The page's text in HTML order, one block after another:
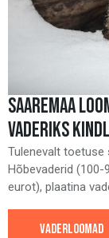
SAAREMAA
VADERIKS
Tulenevalt toetuse
Hõbevaderid
eurot), plaatina
VADERLOOMAD